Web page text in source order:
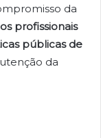
da
profissionais
públicas de
da